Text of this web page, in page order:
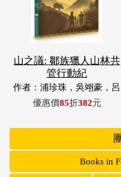
山之議: 鄒族獵人山林共
管行動紀
作者：浦珍珠，吳翊豪，呂
翊齊，張惠東，許玉青，王
優惠價85折382元
Books in